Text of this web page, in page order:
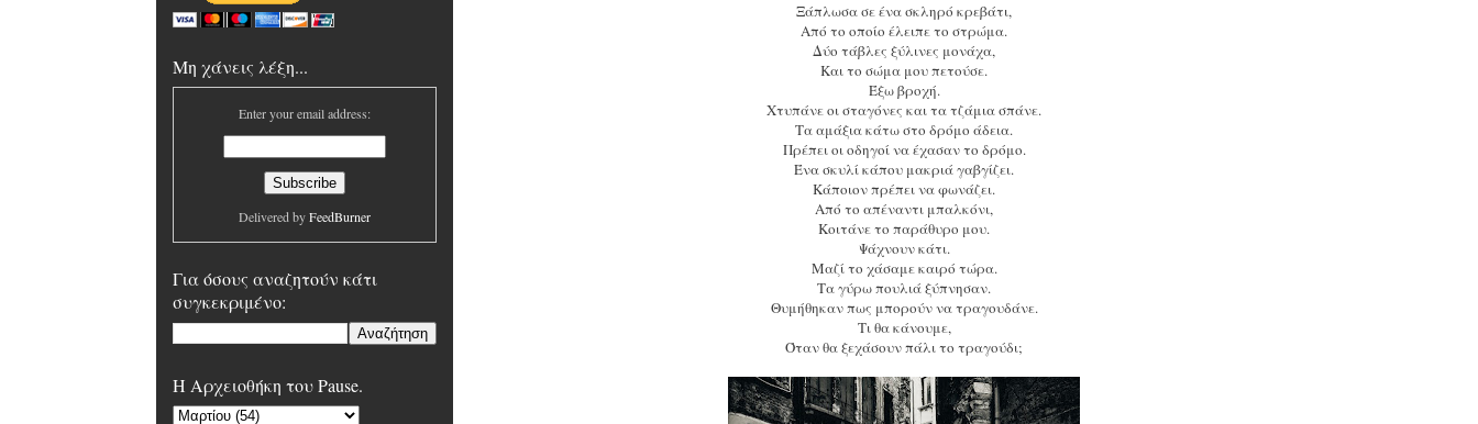
Ξάπλωσα σε ένα σκληρό κρεβάτι,
Από το οποίο έλειπε το στρώμα.
Δύο τάβλες ξύλινες μονάχα,
Και το σώμα μου πετούσε.
Έξω βροχή.
Χτυπάνε οι σταγόνες και τα τζάμια σπάνε.
Τα αμάξια κάτω στο δρόμο άδεια.
Πρέπει οι οδηγοί να έχασαν το δρόμο.
Ένα σκυλί κάπου μακριά γαβγίζει.
Κάποιον πρέπει να φωνάζει.
Από το απέναντι μπαλκόνι,
Κοιτάνε το παράθυρο μου.
Ψάχνουν κάτι.
Μαζί το χάσαμε καιρό τώρα.
Τα γύρω πουλιά ξύπνησαν.
Θυμήθηκαν πως μπορούν να τραγουδάνε.
Τι θα κάνουμε,
Όταν θα ξεχάσουν πάλι το τραγούδι;
Μη χάνεις λέξη...
Enter your email address:
Delivered byFeedBurner
Για όσους αναζητούν κάτι
συγκεκριμένο:
H Αρχειοθήκη του Pause.